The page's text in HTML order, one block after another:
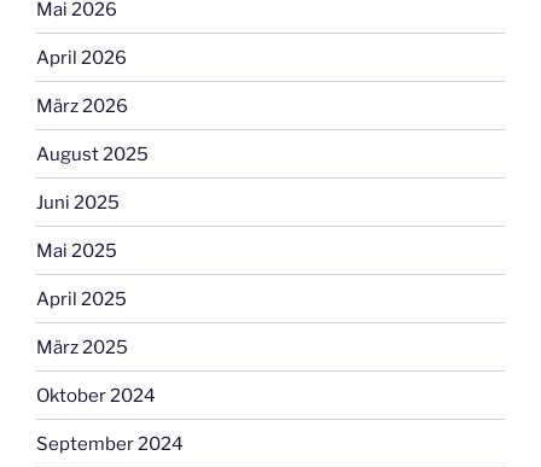
Mai 2026
April 2026
März 2026
August 2025
Juni 2025
Mai 2025
April 2025
März 2025
Oktober 2024
September 2024